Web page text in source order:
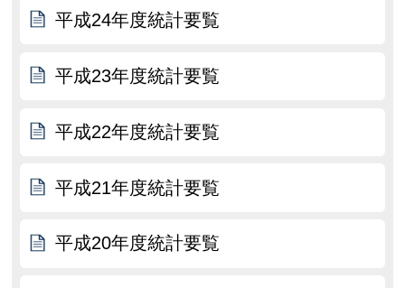
平成24年度統計要覧
平成23年度統計要覧
平成22年度統計要覧
平成21年度統計要覧
平成20年度統計要覧